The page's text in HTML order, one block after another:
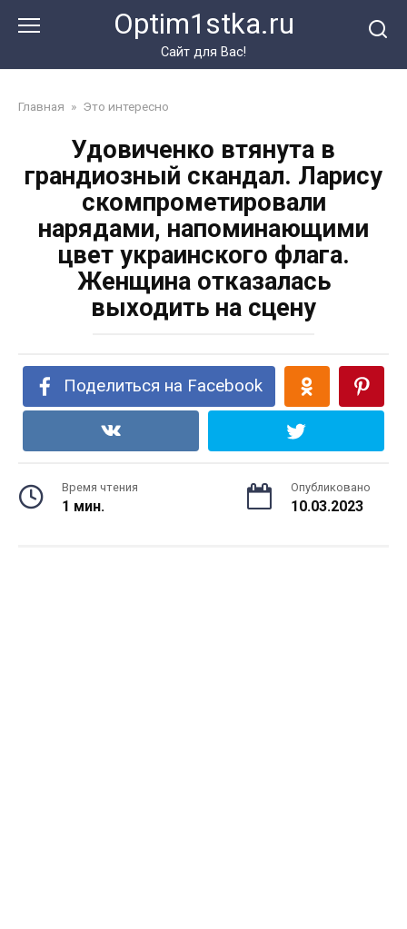
Optim1stka.ru
Сайт для Вас!
Главная » Это интересно
Удовиченко втянута в
грандиозный скандал. Ларису
скомпрометировали
нарядами, напоминающими
цвет украинского флага.
Женщина отказалась
выходить на сцену
Поделиться на Facebook
Время чтения
1 мин.
Опубликовано
10.03.2023